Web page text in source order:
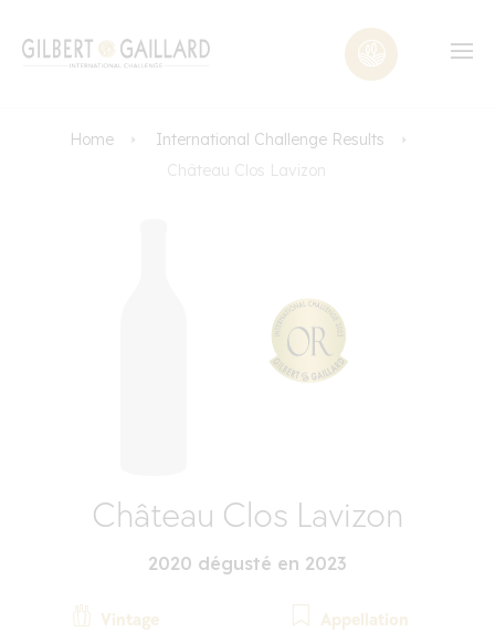
Home
International Challenge Results
Château Clos Lavizon
Château Clos Lavizon
2020 dégusté en 2023
Vintage Appellation